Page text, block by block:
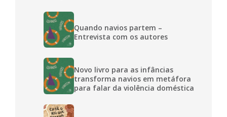
Quando navios partem –
Entrevista com os autores
Novo livro para as infâncias
transforma navios em metáfora
para falar da violência doméstica